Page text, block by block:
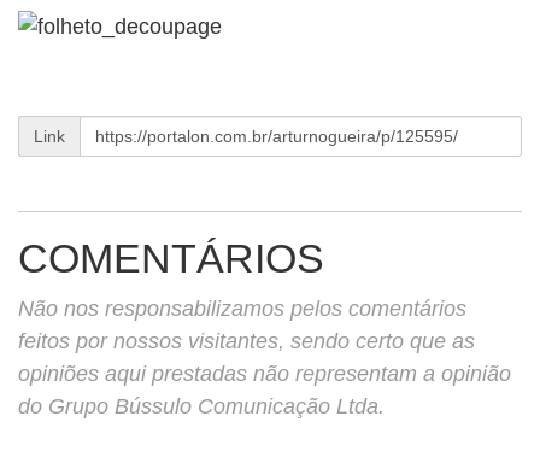
Link
COMENTÁRIOS
Não nos responsabilizamos pelos comentários
feitos por nossos visitantes, sendo certo que as
opiniões aqui prestadas não representam a opinião
do Grupo Bússulo Comunicação Ltda.